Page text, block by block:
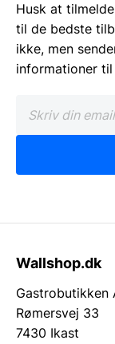
Husk at
til de bedste
ikke, men
informationer
Wallshop.dk
Gastrobutikken
Rømersvej 33
7430 Ikast